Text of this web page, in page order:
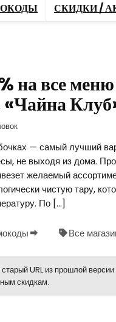
СКИДКИ /
на все меню
«Чайна
— самый лучший
не выходя из дома.
желаемый
чистую тару,
По […]
Все
URL из прошлой
скидкам.